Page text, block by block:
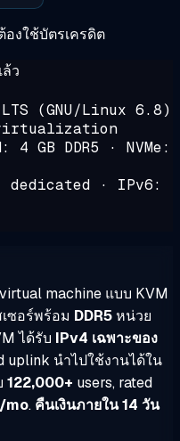
องใช้บัตรเครดิต
ว
(GNU/Linux 6.8)
4 GB DDR5 · NVMe:
dedicated · IPv6:
machine แบบ KVM
ซอร์พร้อม DDR5หน่วย
ได้รับ IPv4 เฉพาะของ
uplink นำไปใช้งานได้ใน
122,000+ users, rated
mo. คืนเงินภายใน 14 วัน